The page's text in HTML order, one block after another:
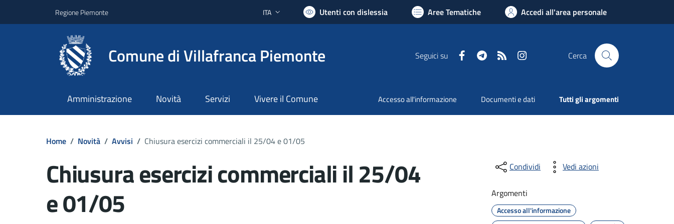
Regione Piemonte Lingua attiva:
ITA Utenti con dislessia Aree Tematiche Accedi all'area personale
Comune di Villafranca Piemonte Seguici su FacebookTelegramRSS Cerca
Amministrazione Novità Servizi Vivere il Comune Accesso all'informazione Documenti e dati Tutti gli argomenti
Home / Novità / Avvisi / Chiusura esercizi commerciali il 25/04 e 01/05
Chiusura esercizi commerciali il 25/04
e 01/05
Condividi Vedi azioni
Argomenti
Accesso all'informazione